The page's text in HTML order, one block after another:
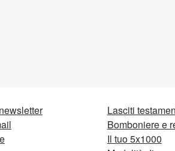
Lasciti
Bomboniere e
Il tuo 5x1000